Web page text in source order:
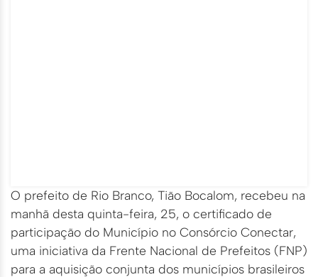
O prefeito de Rio Branco, Tião Bocalom, recebeu na
manhã desta quinta-feira, 25, o certificado de
participação do Município no Consórcio Conectar,
uma iniciativa da Frente Nacional de Prefeitos (FNP)
para a aquisição conjunta dos municípios brasileiros